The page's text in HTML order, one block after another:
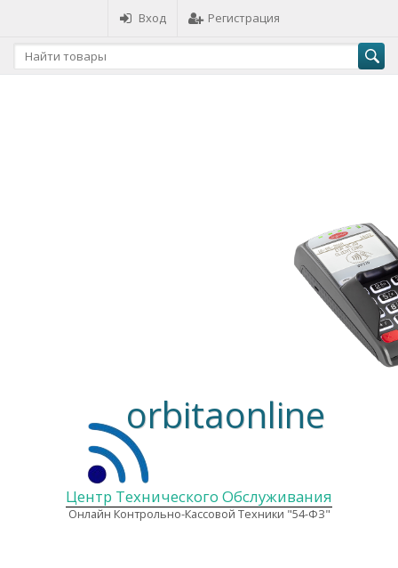
Вход Регистрация
Центр Технического Обслуживания
Онлайн Контрольно-Кассовой Техники "54-ФЗ"
orbitaonline